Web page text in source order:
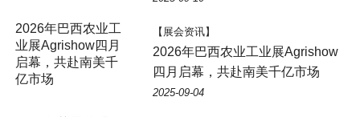
【展会资讯】
2026年巴西农业工业展Agrishow
四月启幕，共赴南美千亿市场
2025-09-04